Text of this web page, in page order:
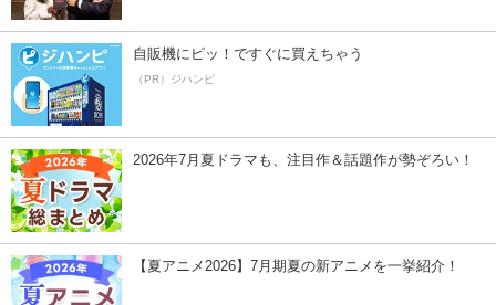
自販機にピッ！ですぐに買えちゃう
（PR）ジハンピ
2026年7月夏ドラマも、注目作＆話題作が勢ぞろい！
【夏アニメ2026】7月期夏の新アニメを一挙紹介！